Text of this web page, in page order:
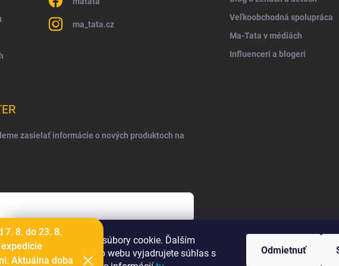
Tento web používa súbory cookie. Ďalším
prechádzaním tohto webu vyjadrujete súhlas s
Odmietnuť
7. 8. do 23. 8.
Aktuálna doba
ma_tata.cz
Veľkoobchodná spolupráca
Ma-Tata v médiách
Influenceri a blogeri
zasielať informácie o nových produktoch na
ochrany osobných údajov